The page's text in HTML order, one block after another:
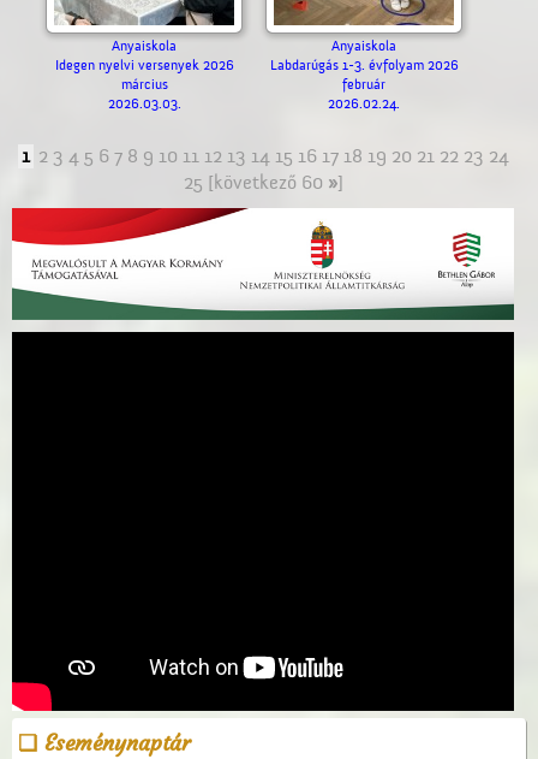
Anyaiskola
Idegen nyelvi versenyek 2026
március
2026.03.03.
Anyaiskola
Labdarúgás 1-3. évfolyam 2026
február
2026.02.24.
1 2 3 4 5 6 7 8 9 10 11 12 13 14 15 16 17 18 19 20 21 22 23 24
25 [következő 60 »]
Eseménynaptár